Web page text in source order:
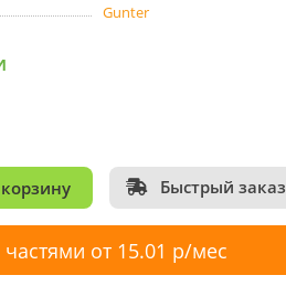
Gunter
Быстрый заказ
от 15.01 р/мес